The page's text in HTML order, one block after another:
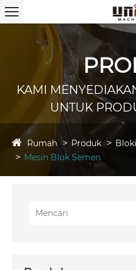
KAMI
UNTUK
Rumah Produk
Mesin Blok Semen